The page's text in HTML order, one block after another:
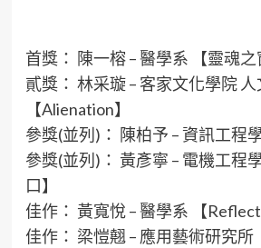
首獎： 陳一榕 – 醫學系 【靈魂之
貳獎： 林采璇 – 客家文化學院
【Alienation】
參獎(並列)： 陳柏予 – 資訊工程
參獎(並列)： 黃彥寧 – 電機工程
口】
佳作： 黃寬悅 – 醫學系 【
佳作： 梁愷翹 – 應用藝術研究所